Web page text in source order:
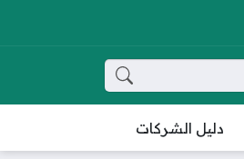
دليل الشركات